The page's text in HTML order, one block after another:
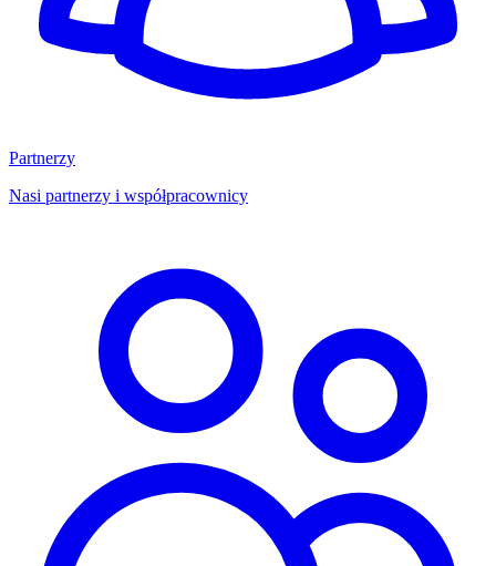
Partnerzy
Nasi partnerzy i współpracownicy